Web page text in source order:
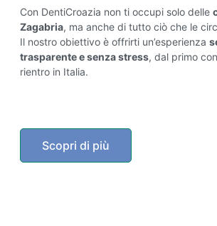
Con DentiCroazia non ti occupi solo delle
Zagabria, ma anche di tutto ciò che le
Il nostro obiettivo è offrirti un’esperienza
trasparente e senza stress, dal primo
rientro in Italia.
Scopri di più